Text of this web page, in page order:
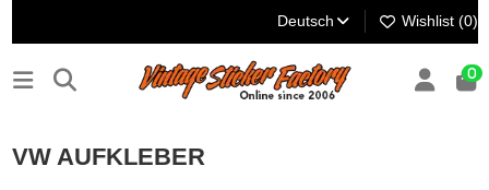
Deutsch Wishlist (0)
0
VW AUFKLEBER